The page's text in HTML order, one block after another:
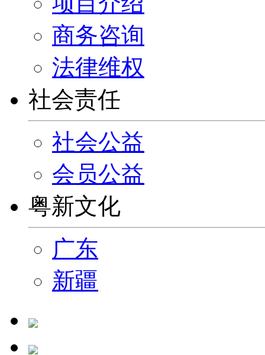
商务咨询
法律维权
社会责任
社会公益
会员公益
粤新文化
广东
新疆